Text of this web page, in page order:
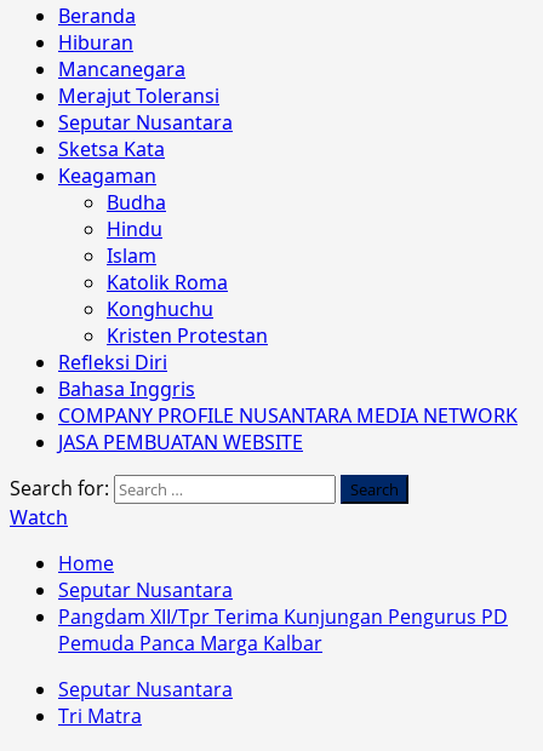
Beranda
Hiburan
Mancanegara
Merajut Toleransi
Seputar Nusantara
Sketsa Kata
Keagaman
Budha
Hindu
Islam
Katolik Roma
Konghuchu
Kristen Protestan
Refleksi Diri
Bahasa Inggris
COMPANY PROFILE NUSANTARA MEDIA NETWORK
JASA PEMBUATAN WEBSITE
Search for:
Watch
Home
Seputar Nusantara
Pangdam XII/Tpr Terima Kunjungan Pengurus PD
Pemuda Panca Marga Kalbar
Seputar Nusantara
Tri Matra